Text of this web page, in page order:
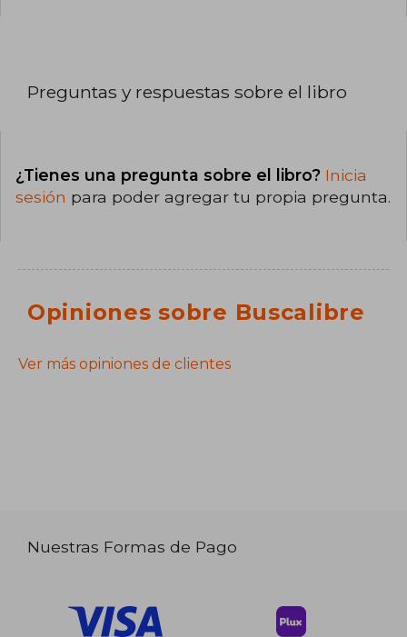
Preguntas y respuestas sobre el libro
¿Tienes una pregunta sobre el libro? Inicia
sesión para poder agregar tu propia pregunta.
Opiniones sobre Buscalibre
Ver más opiniones de clientes
Nuestras Formas de Pago